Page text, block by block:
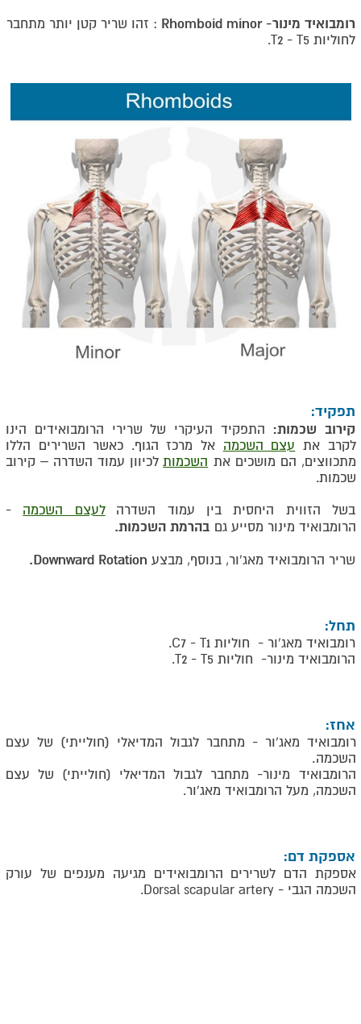
תפקיד:
קירוב שכמות: התפקיד העיקרי של שרירי הרומבואידים הינו
לקרב את עצם השכמה אל מרכז הגוף. כאשר השרירים הללו
מתכווצים, הם מושכים את השכמותלכיוון עמוד השדרה – קירוב
שכמות.
בשל הזווית היחסית בין עמוד השדרהלעצם השכמה -
הרומבואיד מינור מסייע גם בהרמת השכמות.
שריר הרומבואיד מאג'ור, בנוסף, מבצע Downward Rotation
.
תחל:
רומבואיד מאג'ור - חוליות C7 - T1
.
הרומבואיד מינור- חוליות T2 - T5
.
אחז:
רומבואיד מאג'ור - מתחבר לגבול המדיאלי (חולייתי) של עצם
השכמה.
הרומבואיד מינור- מתחבר לגבול המדיאלי (חולייתי) של עצם
השכמה, מעל הרומבואיד מאג'ור.
אספקת דם:
אספקת הדם לשרירים הרומבואידים מגיעה מענפים של עורק
השכמה הגבי -Dorsal scapular artery
.
רומבואיד מינור-Rhomboid minor : זהו שריר קטן יותר מתחבר
לחוליות T2 - T5
.